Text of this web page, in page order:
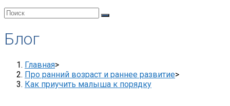
Блог
Главная>
Про ранний возраст и раннее развитие>
Как приучить малыша к порядку